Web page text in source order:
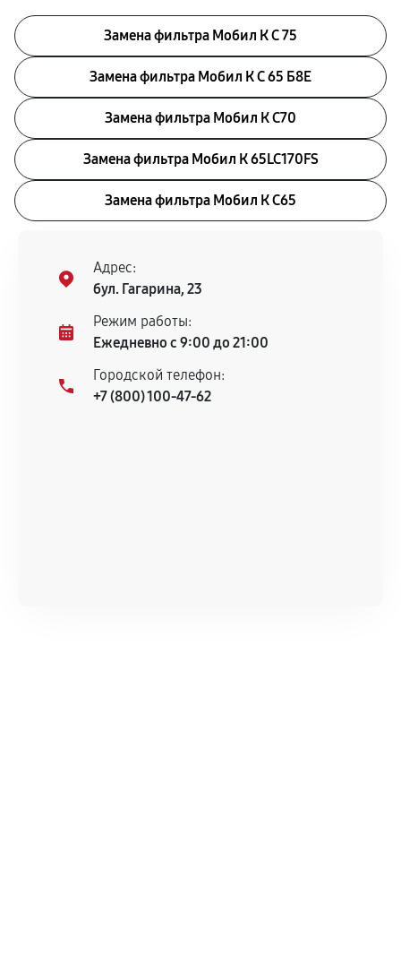
Замена фильтра Мобил К С 75
Замена фильтра Мобил К С 65 Б8Е
Замена фильтра Мобил К С70
Замена фильтра Мобил К 65LC170FS
Замена фильтра Мобил К С65
Адрес:
бул. Гагарина, 23
Режим работы:
Ежедневно с 9:00 до 21:00
Городской телефон:
+7 (800) 100-47-62